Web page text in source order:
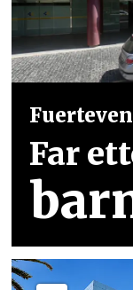
Far